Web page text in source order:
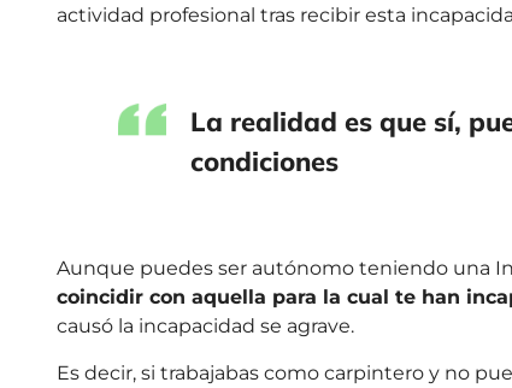
actividad profesional tras recibir esta
La realidad es que sí,
condiciones
Aunque puedes ser autónomo teniendo una
coincidir con aquella para la cual te han
causó la incapacidad se agrave.
Es decir, si trabajabas como carpintero y no